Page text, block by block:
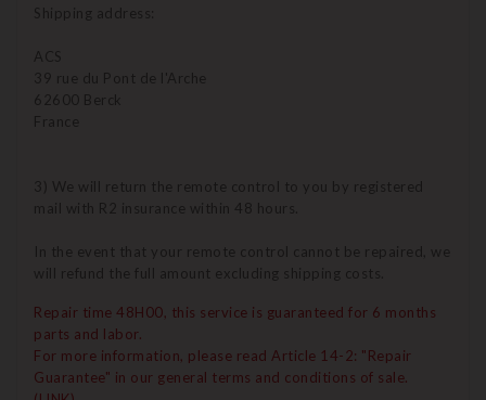
Shipping address:
ACS
39 rue du Pont de l'Arche
62600 Berck
France
3) We will return the remote control to you by registered
mail with R2 insurance within 48 hours.
In the event that your remote control cannot be repaired, we
will refund the full amount excluding shipping costs.
Repair time 48H00, this service is guaranteed for 6 months
parts and labor.
For more information, please read Article 14-2: "Repair
Guarantee" in our general terms and conditions of sale.